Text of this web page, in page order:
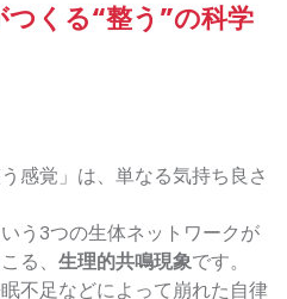
くる“整う”の科学
感覚」は、単なる気持ち良さ
う3つの生体ネットワークが
る、 生理的共鳴現象です。
不足などによって崩れた自律